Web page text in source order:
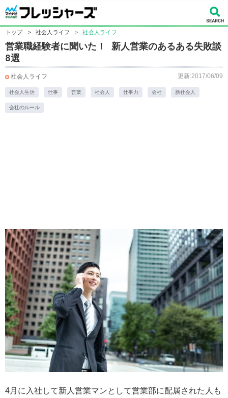
トップ > 社会人ライフ > 社会人ライフ
​営業職経験者に聞いた！ 新人営業のあるある失敗談
8選
社会人ライフ 更新:2017/06/09
社会人生活 仕事 営業 社会人 仕事力 会社 新社会人
会社のルール
4月に入社して新人営業マンとして営業部に配属された人も